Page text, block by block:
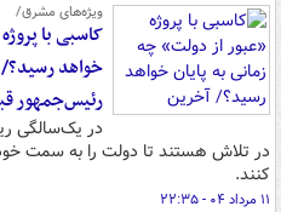
ویژه‌های مشرق/
کاسبی با
خواهد
رئیس‌جمهور
در یک‌سالگی
در تلاش هستند تا دولت را به سمت خود
کنند.
۱۱ مرداد ۰۴ - ۲۲:۳۵